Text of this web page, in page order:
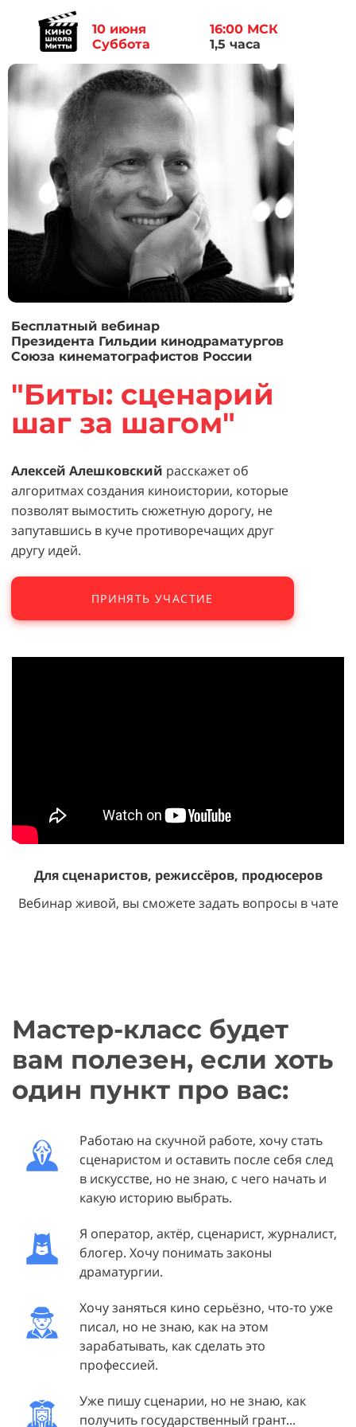
10 июня
Суббота
16:00 МСК
1,5 часа
Бесплатный вебинар
Президента Гильдии кинодраматургов
Союза кинематографистов России
"Биты: сценарий
шаг за шагом"
Алексей Алешковский расскажет об
алгоритмах создания киноистории, которые
позволят вымостить сюжетную дорогу, не
запутавшись в куче противоречащих друг
другу идей.
ПРИНЯТЬ УЧАСТИЕ
Для сценаристов, режиссёров, продюсеров
Вебинар живой, вы сможете задать вопросы в чате
Мастер-класс будет
вам полезен, если хоть
один пункт про вас:
Работаю на скучной работе, хочу стать
сценаристом и оставить после себя след
в искусстве, но не знаю, с чего начать и
какую историю выбрать.
Я оператор, актёр, сценарист, журналист,
блогер. Хочу понимать законы
драматургии.
Хочу заняться кино серьёзно, что-то уже
писал, но не знаю, как на этом
зарабатывать, как сделать это
профессией.
Уже пишу сценарии, но не знаю, как
получить государственный грант...